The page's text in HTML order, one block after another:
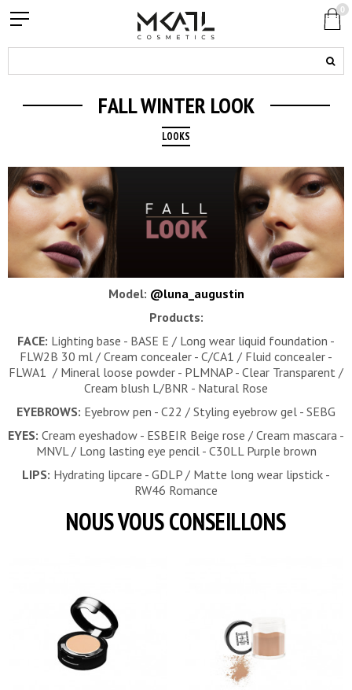
FALL WINTER LOOK
LOOKS
Model: @luna_augustin
Products:
FACE: Lighting base - BASE E / Long wear liquid foundation -
FLW2B 30 ml / Cream concealer - C/CA1 / Fluid concealer -
FLWA1 / Mineral loose powder - PLMNAP - Clear Transparent /
Cream blush L/BNR - Natural Rose
EYEBROWS: Eyebrow pen - C22 / Styling eyebrow gel - SEBG
EYES: Cream eyeshadow - ESBEIR Beige rose / Cream mascara -
MNVL / Long lasting eye pencil - C30LL Purple brown
LIPS: Hydrating lipcare - GDLP / Matte long wear lipstick -
RW46 Romance
NOUS VOUS CONSEILLONS
0